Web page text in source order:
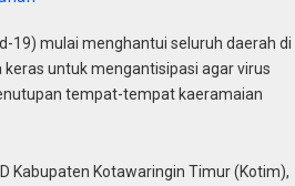
19) mulai menghantui seluruh daerah di
untuk mengantisipasi agar virus
tempat-tempat kaeramaian
Kabupaten Kotawaringin Timur (Kotim),